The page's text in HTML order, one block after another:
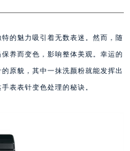
的魅力吸引着无数表迷。然而，随
养而变色，影响整体美观。幸运的
原貌，其中一抹洗颜粉就能发挥出
表表针变色处理的秘诀。